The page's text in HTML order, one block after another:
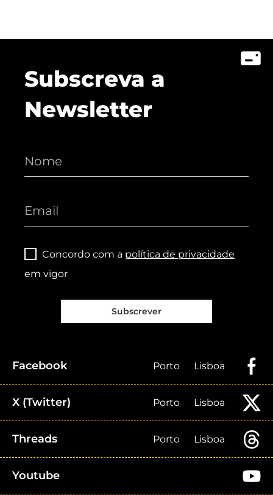
Subscreva a
Newsletter
Concordo com a política de privacidade
em vigor
Subscrever
Facebook Porto Lisboa
X (Twitter) Porto Lisboa
Threads Porto Lisboa
Youtube